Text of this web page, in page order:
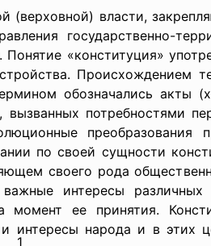
(верховной) власти,
государственно-
«конституция»
обозначались акты
вызванных потребностями
преобразования
по своей сущности
своего рода
интересы
момент ее принятия.
интересы народа и в этих
1